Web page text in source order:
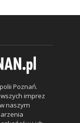
Poznań.
imprez
naszym